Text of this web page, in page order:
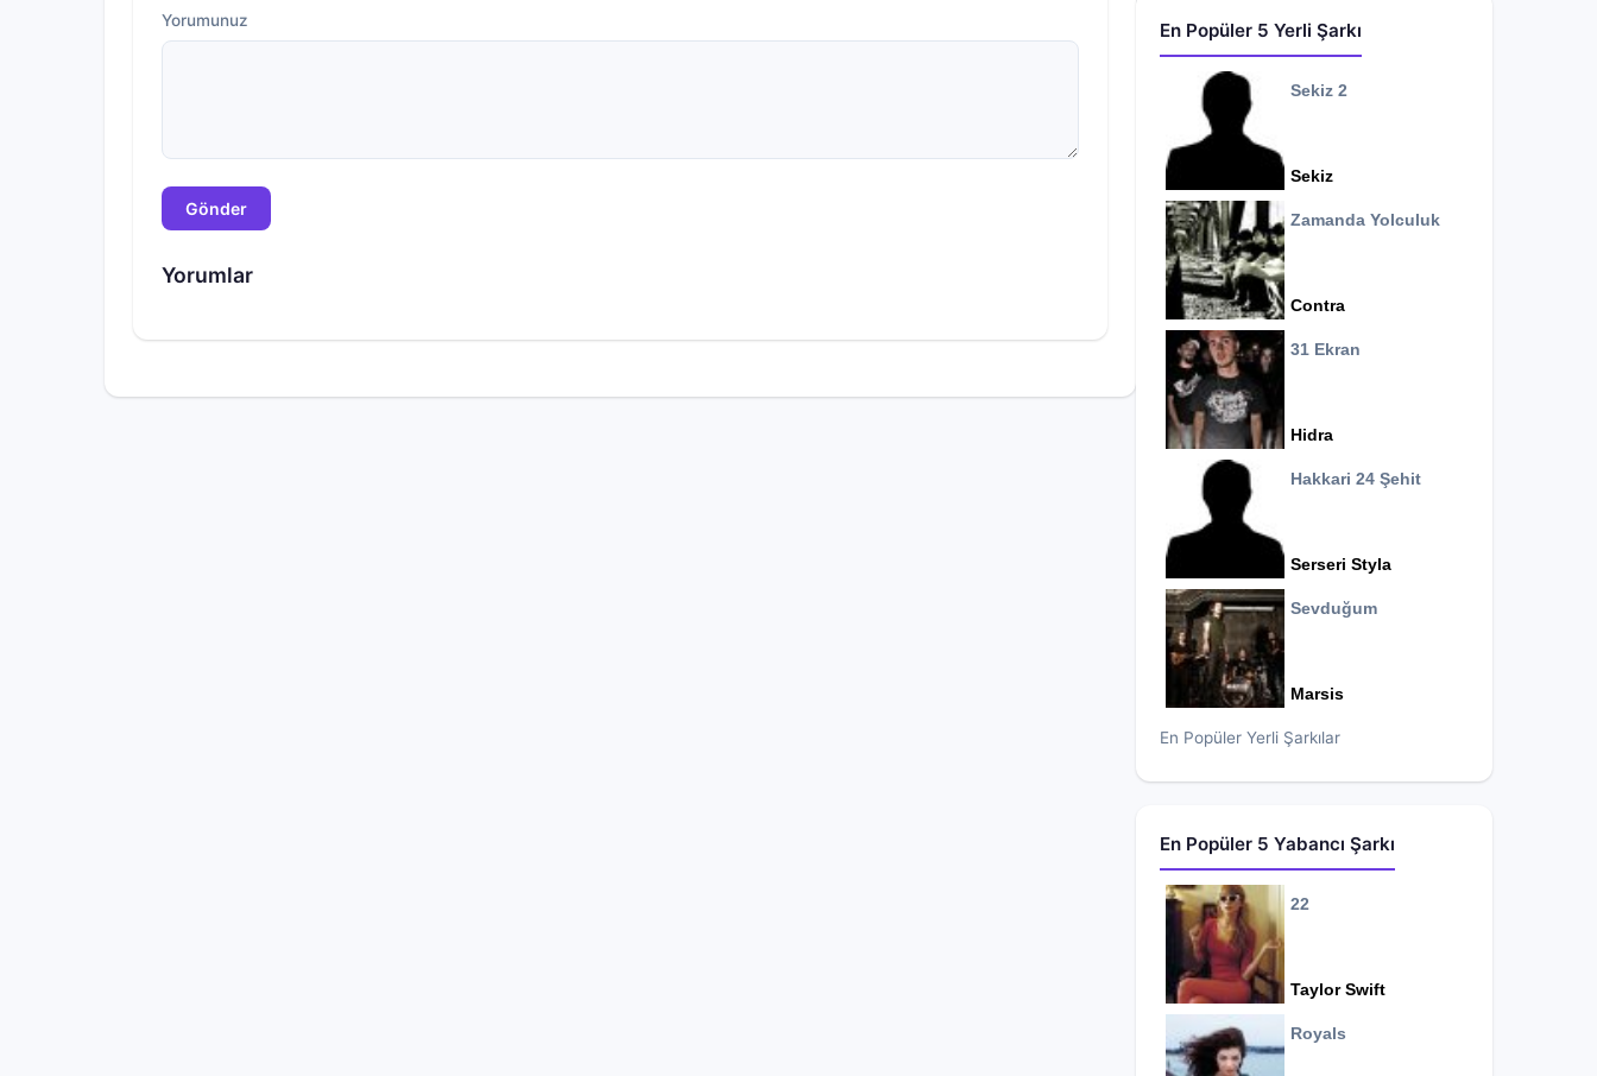
Yorumunuz
Gönder
Yorumlar
En Popüler 5 Yerli Şarkı
Sekiz 2
Sekiz
Zamanda Yolculuk
Contra
31 Ekran
Hidra
Hakkari 24 Şehit
Serseri Styla
Sevduğum
Marsis
En Popüler Yerli Şarkılar
En Popüler 5 Yabancı Şarkı
22
Taylor Swift
Royals